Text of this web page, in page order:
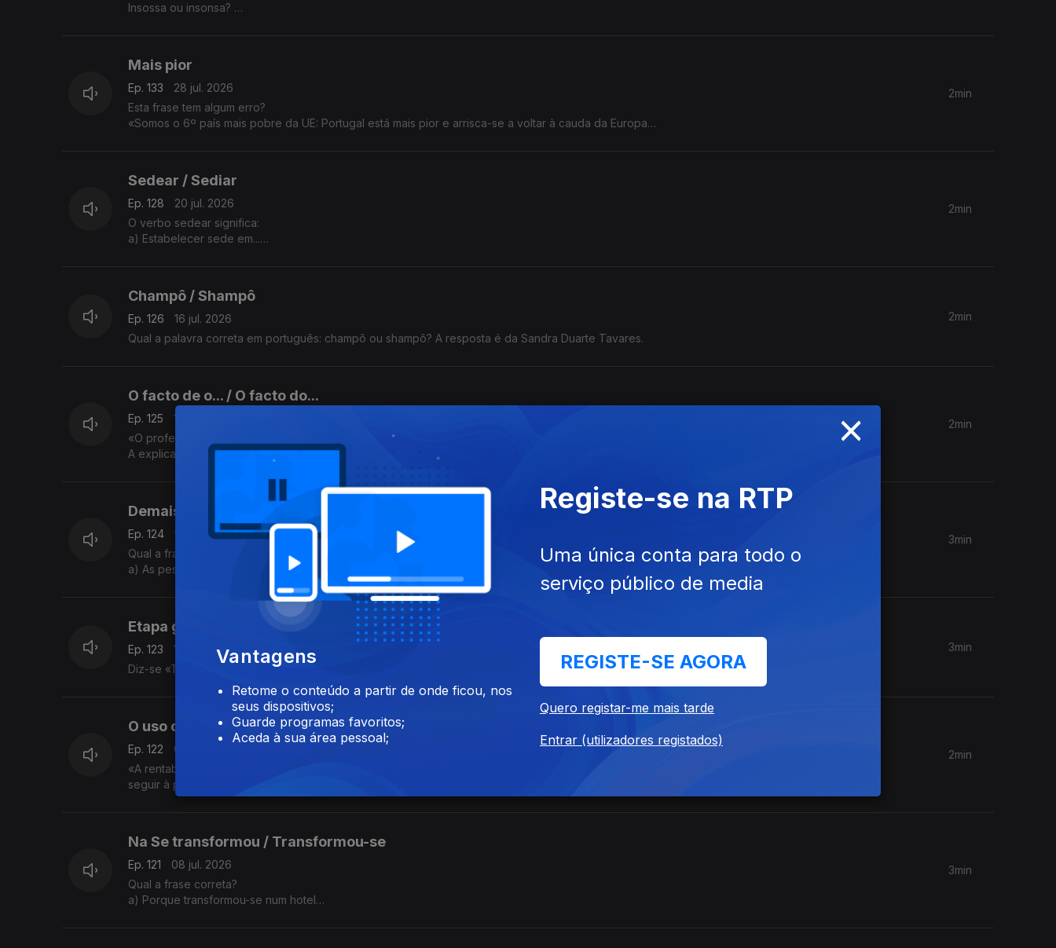
Insossa ou insonsa?
Mais pior
Ep. 133
28 jul. 2026
Esta frase tem algum erro?
«Somos o 6º país mais pobre da UE: Portugal está mais pior e arrisca-se a voltar à cauda da Europa».
2min
Sedear / Sediar
Ep. 128
20 jul. 2026
O verbo sedear significa:
a) Estabelecer sede em...
2min
Champô / Shampô
Ep. 126
16 jul. 2026
Qual a palavra correta em português: champô ou shampô? A resposta é da Sandra Duarte Tavares.
2min
O facto de o... / O facto do...
Ep. 125
15 jul. 2026
«O professor elogiou o facto do nosso trabalho ter sido entregue antes do prazo definido». Há algum erro nesta frase?
A explicação é da Sandra Duarte Tavares
2min
Demais / De mais
Ep. 124
14 jul. 2026
Qual a frase correta?
a) As pessoas que falam de mais tornam-se aborrecidas.
b) As pessoas que falam demais tornam-se aborrecidas.
A explicação é da Sandra Duarte Tavares
3min
Etapa ganha / Etapa ganhada
Ep. 123
13 jul. 2026
Diz-se «Tinha a etapa ganha» ou «Tinha a etapa ganhada»? A explicação é da Sandra Duarte Tavares.
3min
O uso da vírgula
Ep. 122
09 jul. 2026
«A rentabilidade de todas as operações financeiras, foi avalida pela administração». Esta frase está correta? A vírgula a
seguir à palavra financeiras não é um erro? A explicação é da Sandra Duarte Tavares
2min
Na Se transformou / Transformou-se
Ep. 121
08 jul. 2026
Qual a frase correta?
a) Porque transformou-se num hotel
3min
×
Vantagens
Retome o conteúdo a partir de onde ficou, nos
seus dispositivos;
Guarde programas favoritos;
Aceda à sua área pessoal;
Registe-se na RTP
Uma única conta para todo o
serviço público de media
REGISTE-SE AGORA
Quero registar-me mais tarde
Entrar (utilizadores registados)